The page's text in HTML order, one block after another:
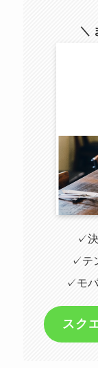
＼
✓決
✓テ
✓モ
スク